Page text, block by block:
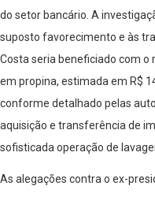
do setor bancário. A
suposto favorecimento e às
Costa seria beneficiado com
em propina, estimada em R$
conforme detalhado pelas
aquisição e transferência de
sofisticada operação de
As alegações contra o ex-